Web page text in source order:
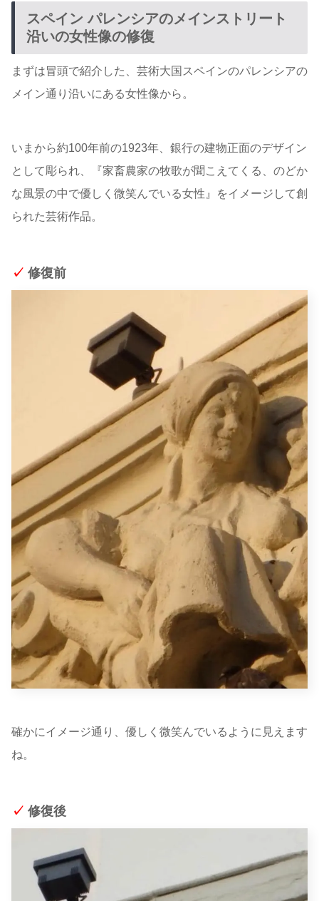
スペイン パレンシアのメインストリート
沿いの女性像の修復
まずは冒頭で紹介した、芸術大国スペインのパレンシアの
メイン通り沿いにある女性像から。
いまから約100年前の1923年、銀行の建物正面のデザイン
として彫られ、『家畜農家の牧歌が聞こえてくる、のどか
な風景の中で優しく微笑んでいる女性』をイメージして創
られた芸術作品。
✓ 修復前
確かにイメージ通り、優しく微笑んでいるように見えます
ね。
✓ 修復後